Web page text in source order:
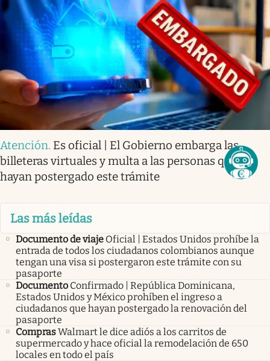
Atención. Es oficial | El Gobierno embarga las
billeteras virtuales y multa a las personas que
hayan postergado este trámite
Las más leídas
Documento de viaje Oficial | Estados Unidos prohíbe la
entrada de todos los ciudadanos colombianos aunque
tengan una visa si postergaron este trámite con su
pasaporte
Documento Confirmado | República Dominicana,
Estados Unidos y México prohíben el ingreso a
ciudadanos que hayan postergado la renovación del
pasaporte
ComprasWalmart le dice adiós a los carritos de
supermercado y hace oficial la remodelación de 650
locales en todo el país